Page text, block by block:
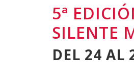
5ª
SILENTE
DEL 24 AL